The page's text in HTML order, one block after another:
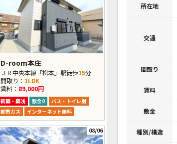
D-room本庄
ＪＲ中央本線「松本」駅徒歩15分
間取り： 1LDK
賃料： 89,000円
新築・築浅 敷金0
バス・トイレ別
都市ガス
インターネット無料
08/06
所在地
交通
間取り
賃料
敷金
種別/構造